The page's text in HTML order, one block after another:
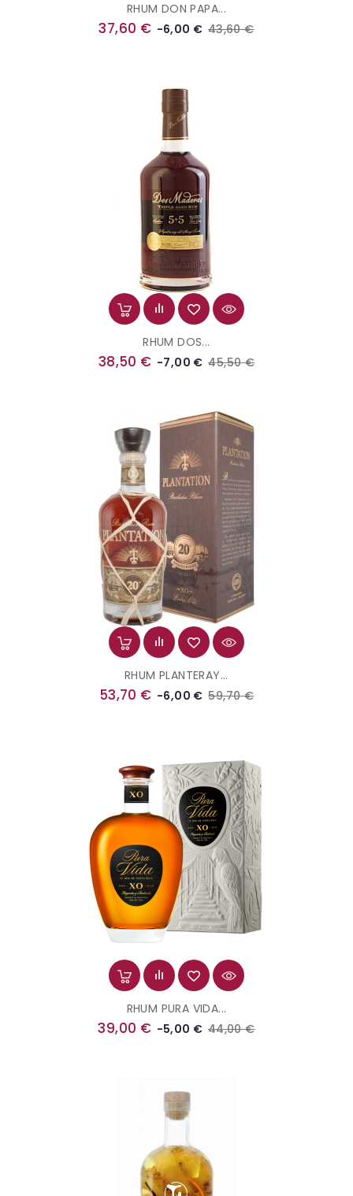
RHUM DON PAPA...
Prix
37,60 € -6,00 € Prix
43,60 €
RHUM DOS...
Prix
38,50 € -7,00 € Prix
45,50 €
RHUM PLANTERAY...
Prix
53,70 € -6,00 € Prix
59,70 €
RHUM PURA VIDA...
Prix
39,00 € -5,00 € Prix
44,00 €